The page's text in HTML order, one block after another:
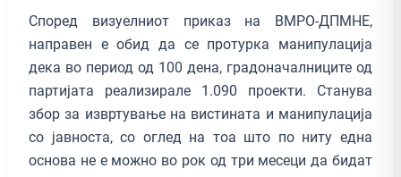
Според визуелниот приказ на ВМРО-ДПМНЕ,
направен е обид да се протурка манипулација
дека во период од 100 дена, градоначалниците од
партијата реализирале 1.090 проекти. Станува
збор за извртување на вистината и манипулација
со јавноста, со оглед на тоа што по ниту една
основа не е можно во рок од три месеци да бидат